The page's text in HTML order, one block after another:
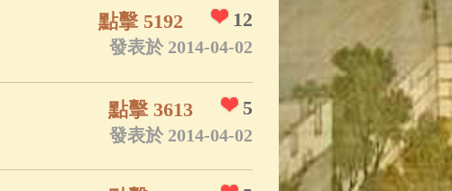
12
點擊 5192
發表於 2014-04-02
5
點擊 3613
發表於 2014-04-02